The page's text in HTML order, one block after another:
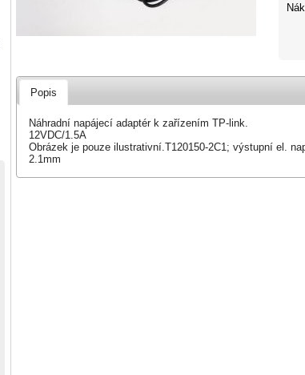
Popis
Náhradní napájecí adaptér k zařízením TP-link.
12VDC/1.5A
Obrázek je pouze ilustrativní.T120150-2C1; výstupní el.
2.1mm